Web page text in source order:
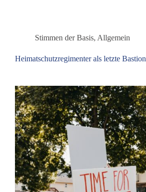
du
3
alt!
Stimmen der Basis, Allgemein
Heimatschutzregimenter als letzte Bastion